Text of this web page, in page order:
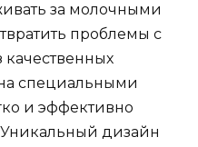
за молочными
проблемы с
качественных
специальными
и эффективно
дизайн